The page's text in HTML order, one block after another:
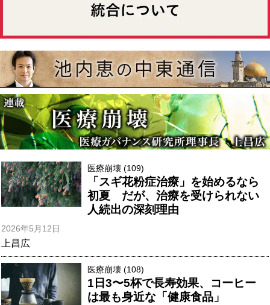
医療崩壊 (109)
「スギ花粉症治療」を始めるなら
初夏 だが、治療を受けられない
人続出の深刻理由
2026年5月12日
上昌広
医療崩壊 (108)
1日3〜5杯で長寿効果、コーヒー
は最も身近な「健康食品」